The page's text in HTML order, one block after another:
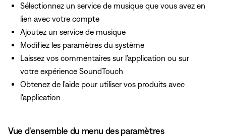
Sélectionnez un service de musique que vous avez en
lien avec votre compte
Ajoutez un service de musique
Modifiez les paramètres du système
Laissez vos commentaires sur l'application ou sur
votre expérience SoundTouch
Obtenez de l'aide pour utiliser vos produits avec
l'application
Vue d'ensemble du menu des paramètres